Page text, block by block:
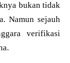
bukan tidak
Namun sejauh
verifikasi